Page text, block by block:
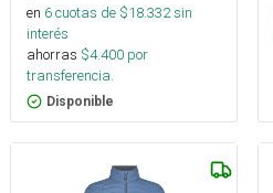
en 6cuotas de $18.332sin
interés
ahorras $4.400 por
transferencia.
Disponible